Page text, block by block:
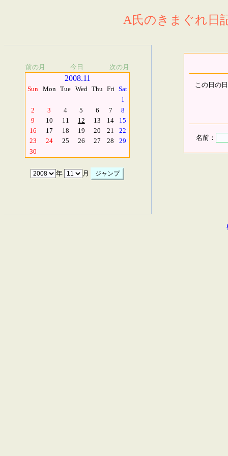
A氏のきまぐれ日
前の月 今日 次の月
2008.11
Sun Mon Tue Wed Thu Fri Sat
1
2
3 4 5 6 7
8
9
10 11 12 13 14
15
16
17 18 19 20 21
22
23
24 25 26 27 28
29
30
年 月
この日の
名前：